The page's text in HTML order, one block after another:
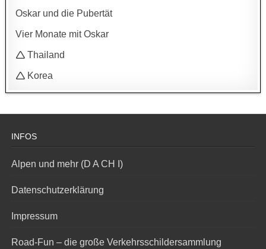
Oskar und die Pubertät
Vier Monate mit Oskar
🛆 Thailand
🛆 Korea
INFOS
Alpen und mehr (D A CH I)
Datenschutzerklärung
Impressum
Road-Fun – die große Verkehrsschildersammlung